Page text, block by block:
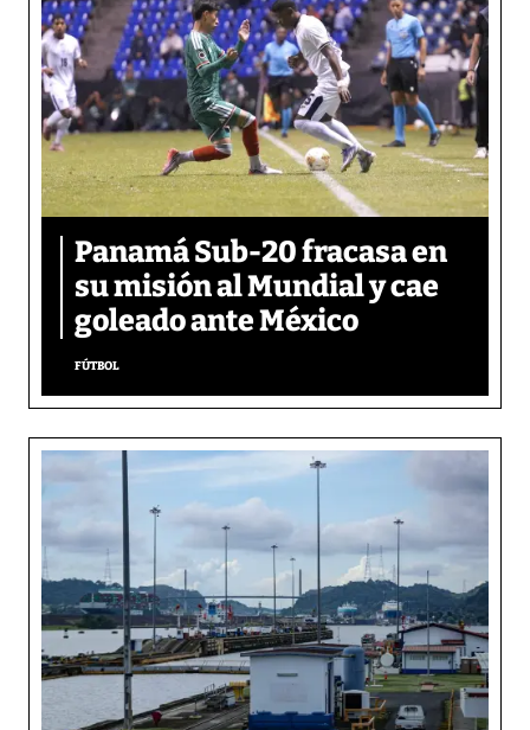
Panamá Sub-20 fracasa en
su misión al Mundial y cae
goleado ante México
FÚTBOL